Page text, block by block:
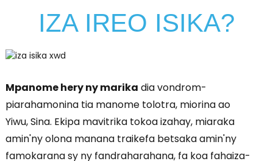
IZA IREO ISIKA?
Mpanome hery ny marika dia vondrom-
piarahamonina tia manome tolotra, miorina ao
Yiwu, Sina. Ekipa mavitrika tokoa izahay, miaraka
amin'ny olona manana traikefa betsaka amin'ny
famokarana sy ny fandraharahana, fa koa fahaiza-